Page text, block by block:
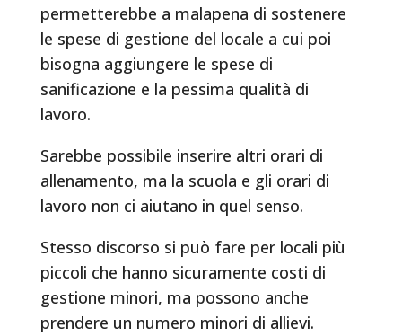
permetterebbe a malapena di sostenere
le spese di gestione del locale a cui poi
bisogna aggiungere le spese di
sanificazione e la pessima qualità di
lavoro.
Sarebbe possibile inserire altri orari di
allenamento, ma la scuola e gli orari di
lavoro non ci aiutano in quel senso.
Stesso discorso si può fare per locali più
piccoli che hanno sicuramente costi di
gestione minori, ma possono anche
prendere un numero minori di allievi.